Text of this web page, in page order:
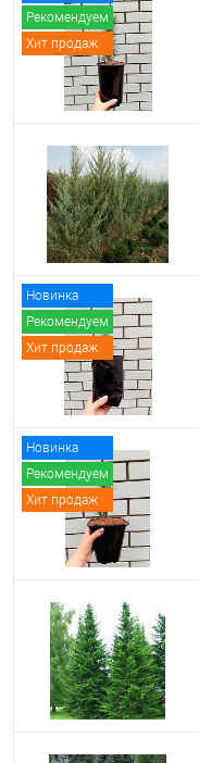
Рекомендуем
Хит продаж
Новинка
Рекомендуем
Хит продаж
Новинка
Рекомендуем
Хит продаж